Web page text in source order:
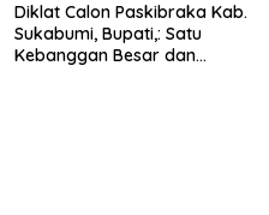
Diklat Calon Paskibraka Kab.
Sukabumi, Bupati,: Satu
Kebanggan Besar dan